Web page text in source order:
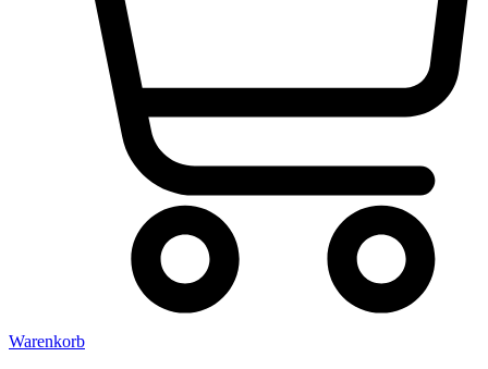
Warenkorb